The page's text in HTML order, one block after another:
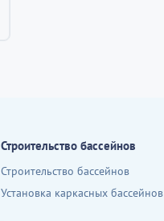
Строительство бассейнов
Строительство бассейнов
Установка каркасных бассейнов